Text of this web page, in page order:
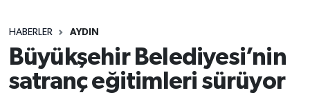
HABERLER AYDIN
Büyükşehir Belediyesi’nin
satranç eğitimleri sürüyor